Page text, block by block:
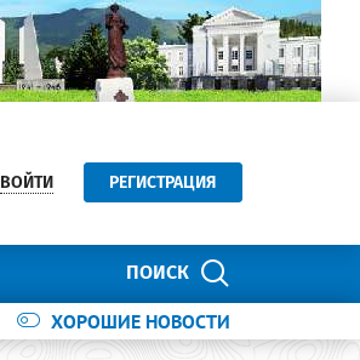
ВОЙТИ РЕГИСТРАЦИЯ
ПОИСК
ХОРОШИЕ НОВОСТИ